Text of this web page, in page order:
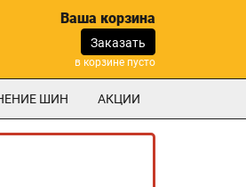
Ваша корзина
Заказать
в корзине пусто
ШИН АКЦИИ